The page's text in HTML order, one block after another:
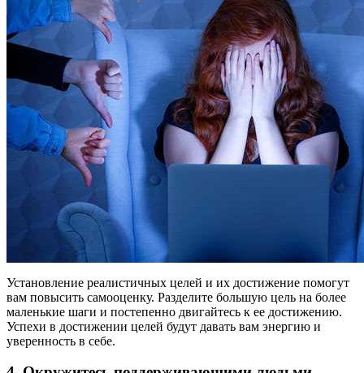
Установление реалистичных целей и их достижение помогут
вам повысить самооценку. Разделите большую цель на более
маленькие шаги и постепенно двигайтесь к ее достижению.
Успехи в достижении целей будут давать вам энергию и
уверенность в себе.